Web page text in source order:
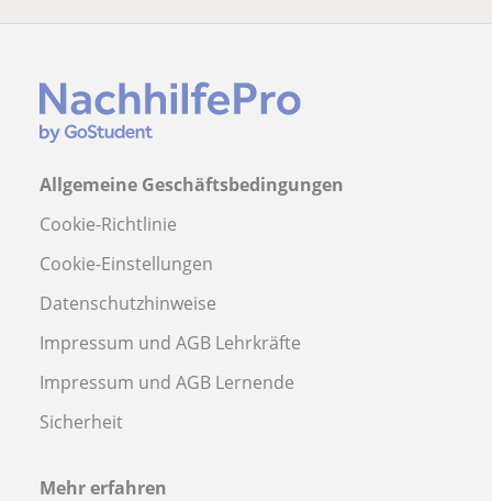
Allgemeine Geschäftsbedingungen
Cookie-Richtlinie
Cookie-Einstellungen
Datenschutzhinweise
Impressum und AGB Lehrkräfte
Impressum und AGB Lernende
Sicherheit
Mehr erfahren